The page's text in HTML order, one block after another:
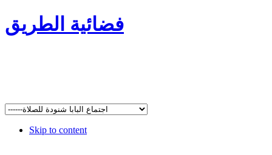
فضائية الطريق
Skip to content